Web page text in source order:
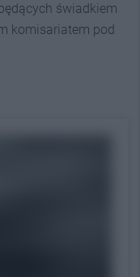
świadkiem
komisariatem pod